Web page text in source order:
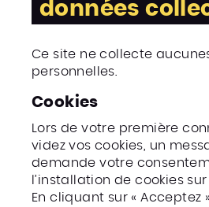
données
Ce site ne collecte
personnelles.
Cookies
Lors de votre première
videz vos cookies, un
demande votre
l’installation de cookies
En cliquant sur « Acceptez